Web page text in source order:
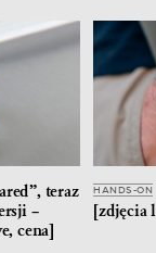
teraz
–
cena]
HANDS-ON
[zdjęcia